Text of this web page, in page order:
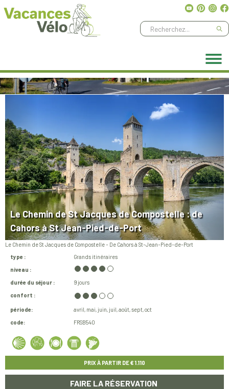
Ne manquez aucune aventure, abonnez-vous à notre newsletter !
Le Chemin de St Jacques de Compostelle : de
Cahors à St Jean-Pied-de-Port
Le Chemin de St Jacques de Compostelle - De Cahors à St-Jean-Pied-de-Port
type :
Grands itinéraires
niveau :
durée du séjour :
9 jours
confort :
période: avril mai juin juil août sept oct
code:
FRSB540
PRIX À PARTIR DE€ 1.110
FAIRE LA RÉSERVATION